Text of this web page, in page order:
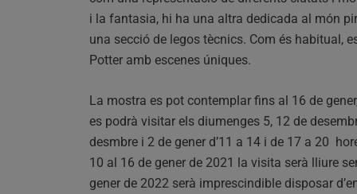
i la fantasia, hi ha una altra dedicada al món
una secció de legos tècnics. Com és habitual,
Potter amb escenes úniques.
La mostra es pot contemplar fins al 16 de
es podrà visitar els diumenges 5, 12 de
desmbre i 2 de gener d’11 a 14 i de 17 a 20
10 al 16 de gener de 2021 la visita serà lliure
gener de 2022 serà imprescindible disposar